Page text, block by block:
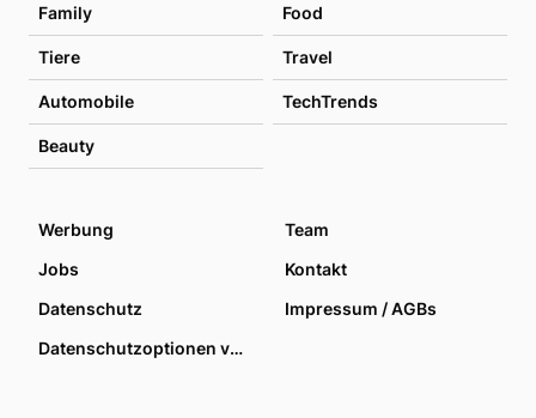
Family Food
Tiere Travel
Automobile TechTrends
Beauty
Werbung
Team
Jobs
Kontakt
Datenschutz
Impressum / AGBs
Datenschutzoptionen verwalten